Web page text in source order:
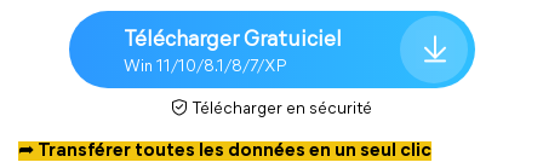
Télécharger Gratuiciel
Win 11/10/8.1/8/7/XP
Télécharger en sécurité
➦ Transférer toutes les données en un seul clic